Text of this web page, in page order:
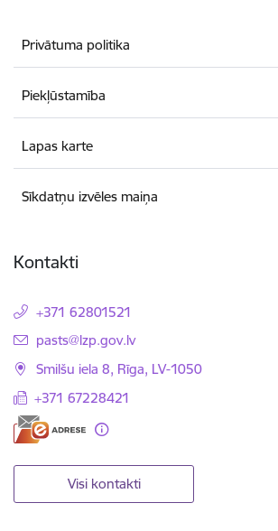
Privātuma politika
Piekļūstamība
Lapas karte
Sīkdatņu izvēles maiņa
Kontakti
+371 62801521
E-pasts:
pasts@lzp.gov.lv
Smilšu iela 8, Rīga, LV-1050
+371 67228421
Visi kontakti